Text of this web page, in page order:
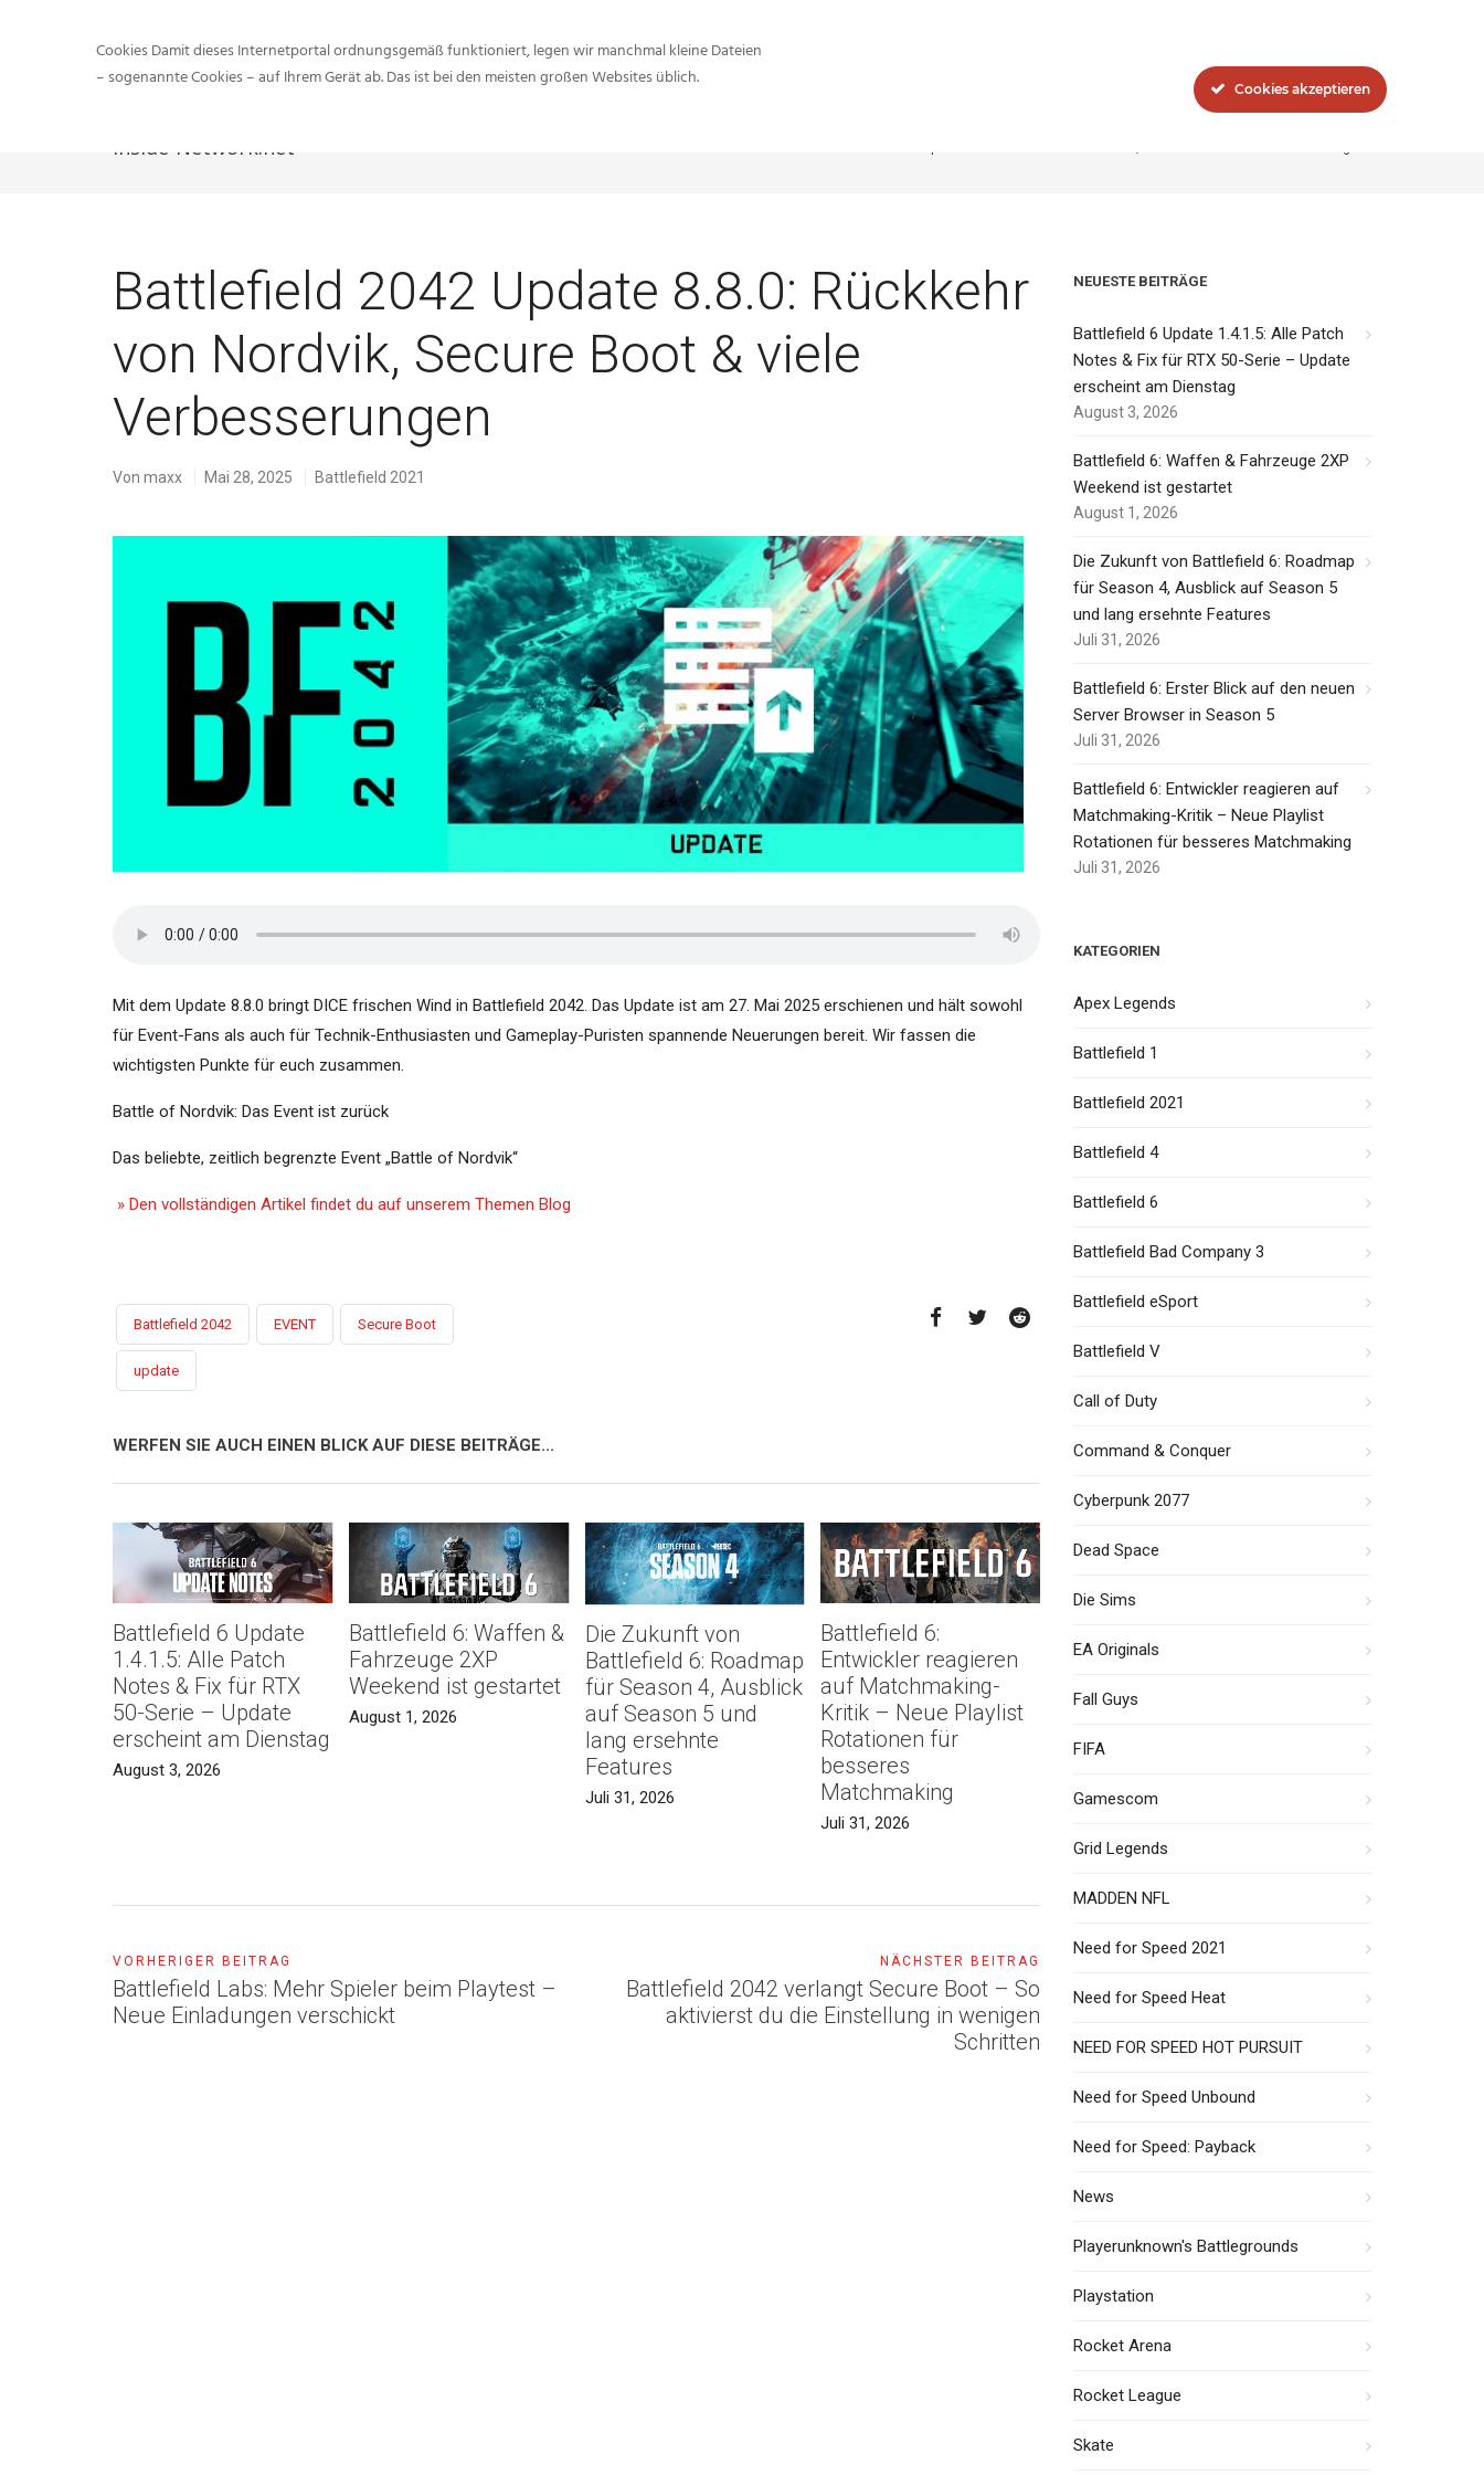
Inside-Network.net
Battlefield 2042 Update 8.8.0: Rückkehr
von Nordvik, Secure Boot & viele
Verbesserungen
Von maxx Mai 28, 2025 Battlefield 2021
Mit dem Update 8.8.0 bringt DICE frischen Wind in Battlefield 2042. Das Update ist am 27. Mai 2025 erschienen und hält sowohl
für Event-Fans als auch für Technik-Enthusiasten und Gameplay-Puristen spannende Neuerungen bereit. Wir fassen die
wichtigsten Punkte für euch zusammen.
Battle of Nordvik: Das Event ist zurück
Das beliebte, zeitlich begrenzte Event „Battle of Nordvik“
» Den vollständigen Artikel findet du auf unserem Themen Blog
Battlefield 2042 EVENT Secure Boot
update
WERFEN SIE AUCH EINEN BLICK AUF DIESE BEITRÄGE...
Battlefield 6 Update
1.4.1.5: Alle Patch
Notes & Fix für RTX
50-Serie – Update
erscheint am Dienstag
August 3, 2026
Battlefield 6: Waffen &
Fahrzeuge 2XP
Weekend ist gestartet
August 1, 2026
Die Zukunft von
Battlefield 6: Roadmap
für Season 4, Ausblick
auf Season 5 und
lang ersehnte
Features
Juli 31, 2026
Battlefield 6:
Entwickler reagieren
auf Matchmaking-
Kritik – Neue Playlist
Rotationen für
besseres
Matchmaking
Juli 31, 2026
VORHERIGER BEITRAG
Battlefield Labs: Mehr Spieler beim Playtest –
Neue Einladungen verschickt
NÄCHSTER BEITRAG
Battlefield 2042 verlangt Secure Boot – So
aktivierst du die Einstellung in wenigen
Schritten
NEUESTE BEITRÄGE
Battlefield 6 Update 1.4.1.5: Alle Patch
Notes & Fix für RTX 50-Serie – Update
erscheint am Dienstag
August 3, 2026
Battlefield 6: Waffen & Fahrzeuge 2XP
Weekend ist gestartet
August 1, 2026
Die Zukunft von Battlefield 6: Roadmap
für Season 4, Ausblick auf Season 5
und lang ersehnte Features
Juli 31, 2026
Battlefield 6: Erster Blick auf den neuen
Server Browser in Season 5
Juli 31, 2026
Battlefield 6: Entwickler reagieren auf
Matchmaking-Kritik – Neue Playlist
Rotationen für besseres Matchmaking
Juli 31, 2026
KATEGORIEN
Apex Legends
Battlefield 1
Battlefield 2021
Battlefield 4
Battlefield 6
Battlefield Bad Company 3
Battlefield eSport
Battlefield V
Call of Duty
Command & Conquer
Cyberpunk 2077
Dead Space
Die Sims
EA Originals
Fall Guys
FIFA
Gamescom
Grid Legends
MADDEN NFL
Need for Speed 2021
Need for Speed Heat
NEED FOR SPEED HOT PURSUIT
Need for Speed Unbound
Need for Speed: Payback
News
Playerunknown's Battlegrounds
Playstation
Rocket Arena
Rocket League
Skate
Cookies Damit dieses Internetportal ordnungsgemäß funktioniert, legen wir manchmal kleine Dateien
– sogenannte Cookies – auf Ihrem Gerät ab. Das ist bei den meisten großen Websites üblich.
Cookies akzeptieren